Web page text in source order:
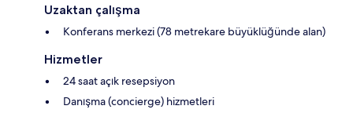
Uzaktan çalışma
Konferans merkezi (78 metrekare büyüklüğünde alan)
Hizmetler
24 saat açık resepsiyon
Danışma (concierge) hizmetleri